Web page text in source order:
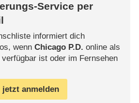
Service per
informiert dich
wenn Chicago P.D. online als
verfügbar ist oder im Fernsehen
jetzt anmelden